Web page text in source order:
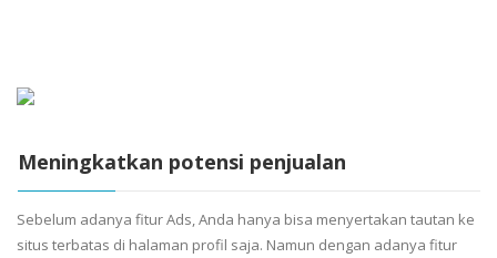
Meningkatkan potensi penjualan
Sebelum adanya fitur Ads, Anda hanya bisa menyertakan tautan ke
situs terbatas di halaman profil saja. Namun dengan adanya fitur